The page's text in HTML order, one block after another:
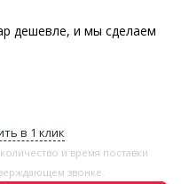
дешевле, и мы сделаем
в 1 клик
и время поставки
звонке.